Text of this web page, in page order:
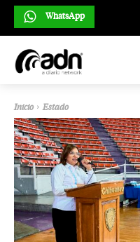
WhatsApp
Inicio Estado